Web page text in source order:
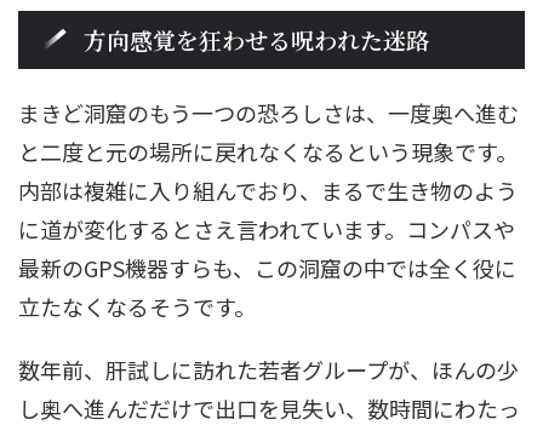
方向感覚を狂わせる呪われた迷路
まきど洞窟のもう一つの恐ろしさは、一度奥へ進む
と二度と元の場所に戻れなくなるという現象です。
内部は複雑に入り組んでおり、まるで生き物のよう
に道が変化するとさえ言われています。コンパスや
最新のGPS機器すらも、この洞窟の中では全く役に
立たなくなるそうです。
数年前、肝試しに訪れた若者グループが、ほんの少
し奥へ進んだだけで出口を見失い、数時間にわたっ